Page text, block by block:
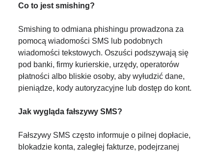
Co to jest smishing?
Smishing to odmiana phishingu prowadzona za
pomocą wiadomości SMS lub podobnych
wiadomości tekstowych. Oszuści podszywają się
pod banki, firmy kurierskie, urzędy, operatorów
płatności albo bliskie osoby, aby wyłudzić dane,
pieniądze, kody autoryzacyjne lub dostęp do kont.
Jak wygląda fałszywy SMS?
Fałszywy SMS często informuje o pilnej dopłacie,
blokadzie konta, zaległej fakturze, podejrzanej